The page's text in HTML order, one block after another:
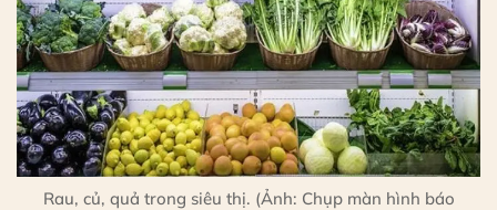
Rau, củ, quả trong siêu thị. (Ảnh: Chụp màn hình báo